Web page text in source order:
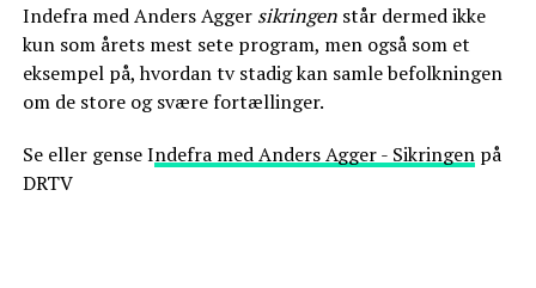
Indefra med Anders Agger sikringenstår dermed ikke
kun som årets mest sete program, men også som et
eksempel på, hvordan tv stadig kan samle befolkningen
om de store og svære fortællinger.
Se eller gense Indefra med Anders Agger - Sikringenpå
DRTV